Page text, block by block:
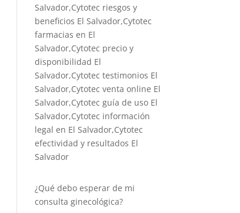
Salvador,Cytotec riesgos y
beneficios El Salvador,Cytotec
farmacias en El
Salvador,Cytotec precio y
disponibilidad El
Salvador,Cytotec testimonios El
Salvador,Cytotec venta online El
Salvador,Cytotec guía de uso El
Salvador,Cytotec información
legal en El Salvador,Cytotec
efectividad y resultados El
Salvador
¿Qué debo esperar de mi
consulta ginecológica?